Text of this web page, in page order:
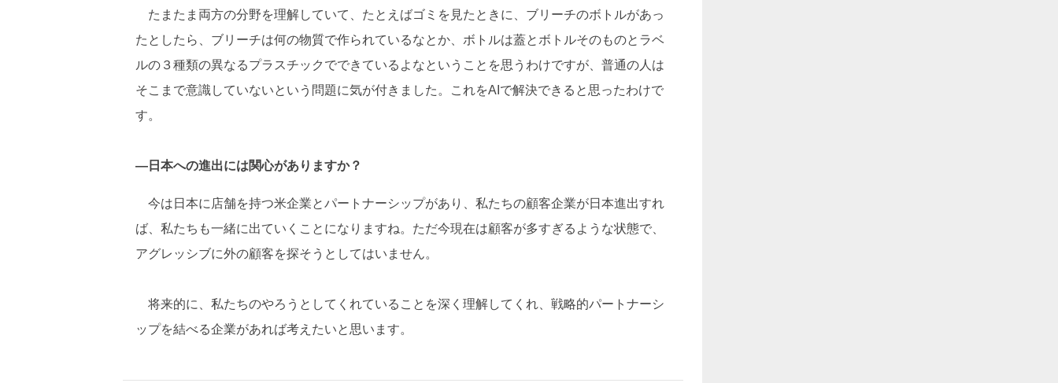
たまたま両方の分野を理解していて、たとえばゴミを見たときに、ブリーチのボトルがあっ
たとしたら、ブリーチは何の物質で作られているなとか、ボトルは蓋とボトルそのものとラベ
ルの３種類の異なるプラスチックでできているよなということを思うわけですが、普通の人は
そこまで意識していないという問題に気が付きました。これをAIで解決できると思ったわけで
す。
―日本への進出には関心がありますか？
今は日本に店舗を持つ米企業とパートナーシップがあり、私たちの顧客企業が日本進出すれ
ば、私たちも一緒に出ていくことになりますね。ただ今現在は顧客が多すぎるような状態で、
アグレッシブに外の顧客を探そうとしてはいません。
将来的に、私たちのやろうとしてくれていることを深く理解してくれ、戦略的パートナーシ
ップを結べる企業があれば考えたいと思います。